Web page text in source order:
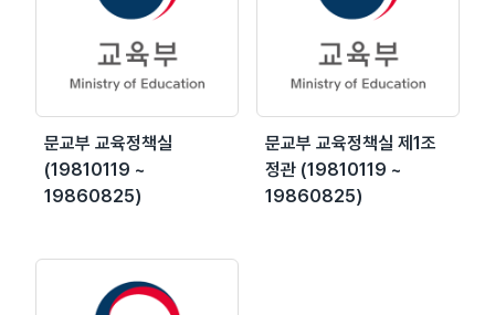
문교부 교육정책실
(19810119 ~
19860825)
문교부 교육정책실 제1조
정관 (19810119 ~
19860825)